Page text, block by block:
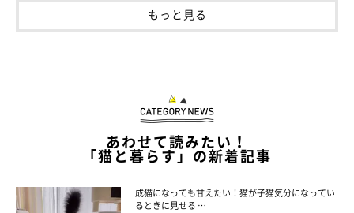
・お風呂にいる飼い主さんが出てくるのが待ち遠しい
で、飼い主さんと常に行動を一緒にしたいコ
呂場に猫にとっての危険がなく、飼い主さんがそばで見ていられ
もっと見る
あわせて読みたい！
「猫と暮らす」の新着記事
成猫になっても甘えたい！猫が子猫気分になってい
るときに見せる …